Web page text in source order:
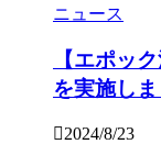
ニュース
【エポッ
を実施し
2024/8/23